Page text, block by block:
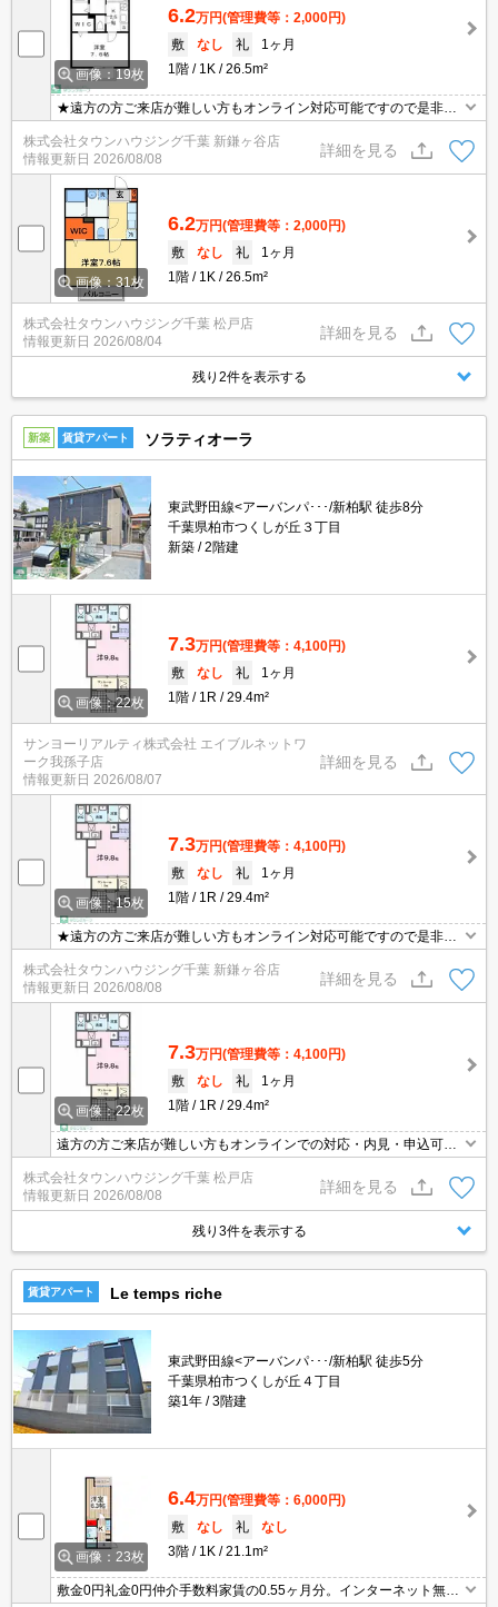
画像：19枚
6.2万円(管理費等：2,000円)
敷
なし 礼
1ヶ月
1階
1K 26.5m²
★遠方の方ご来店が難しい方もオンライン対応可能ですので是非一
度ご相談くださいませ！お部屋探しはタウンハウジングにお任せ下
さい★
株式会社タウンハウジング千葉 新鎌ヶ谷店
情報更新日 2026/08/08
詳細を見る
画像：31枚
6.2万円(管理費等：2,000円)
敷
なし 礼
1ヶ月
1階
1K 26.5m²
株式会社タウンハウジング千葉 松戸店
情報更新日 2026/08/04
詳細を見る
残り2件を表示する
新築 賃貸アパート ソラティオーラ
東武野田線<アーバンパ･･･/新柏駅 徒歩8分
千葉県柏市つくしが丘３丁目
新築
2階建
画像：22枚
7.3万円(管理費等：4,100円)
敷
なし 礼
1ヶ月
1階
1R 29.4m²
サンヨーリアルティ株式会社 エイブルネットワ
ーク我孫子店
情報更新日 2026/08/07
詳細を見る
画像：15枚
7.3万円(管理費等：4,100円)
敷
なし 礼
1ヶ月
1階
1R 29.4m²
★遠方の方ご来店が難しい方もオンライン対応可能ですので是非一
度ご相談くださいませ！お部屋探しはタウンハウジングにお任せ下
さい★
株式会社タウンハウジング千葉 新鎌ヶ谷店
情報更新日 2026/08/08
詳細を見る
画像：22枚
7.3万円(管理費等：4,100円)
敷
なし 礼
1ヶ月
1階
1R 29.4m²
遠方の方ご来店が難しい方もオンラインでの対応・内見・申込可能
です。お部屋探しは、【タウンハウジング千葉 新松戸店】へお任
せください！
株式会社タウンハウジング千葉 松戸店
情報更新日 2026/08/08
詳細を見る
残り3件を表示する
賃貸アパート Le temps riche
東武野田線<アーバンパ･･･/新柏駅 徒歩5分
千葉県柏市つくしが丘４丁目
築1年
3階建
画像：23枚
6.4万円(管理費等：6,000円)
敷
なし 礼
なし
3階
1K 21.1m²
敷金0円礼金0円仲介手数料家賃の0.55ヶ月分。インターネット無